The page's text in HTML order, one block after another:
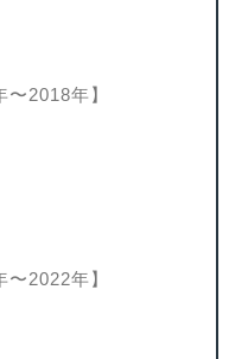
2018年】
2022年】